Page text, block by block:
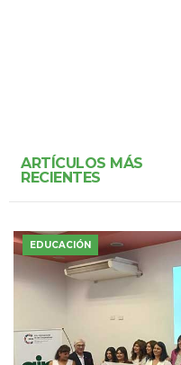
ARTÍCULOS MÁS
RECIENTES
EDUCACIÓN